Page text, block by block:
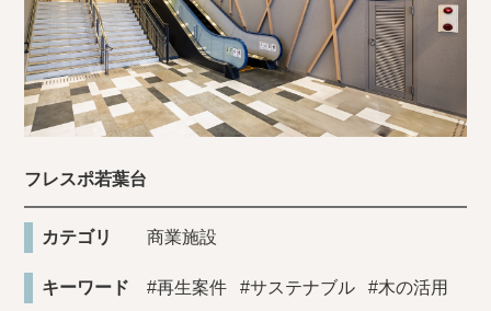
フレスポ若葉台
カテゴリ 商業施設
キーワード #再生案件 #サステナブル #木の活用